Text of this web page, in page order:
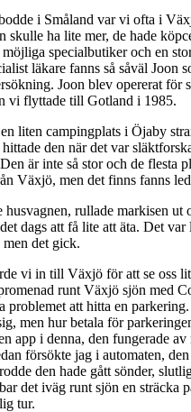
i Småland var vi ofta i
skulle ha lite mer, de hade
specialbutiker och en
läkare fanns så såväl Joon
Joon blev opererat för
vi flyttade till Gotland i 1985.
liten campingplats i Öjaby
den när det var
är inte så stor och de flesta
Växjö, men det finns fanns
husvagnen, rullade markisen ut
dags att få lite att äta. Det
det gick.
vi in till Växjö för att se oss
runt Växjö sjön med
problemet att hitta en
men hur betala för
app i denna, den fungerade
försökte jag i automaten,
den hade gått sönder,
det iväg runt sjön en sträcka
tur.